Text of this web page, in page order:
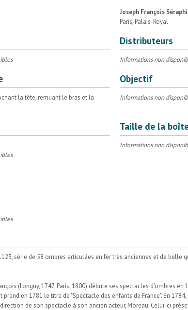
Joseph François
Paris, Palais-Royal
Distributeurs
Informations non
la tête, remuant le bras et la
Objectif
Informations non
Taille de la
Informations non
série de 58 ombres articulées en fer très anciennes et de belle
(Longuy, 1747, Paris, 1800) débute ses spectacles d'ombres en
en 1781 le titre de "Spectacle des enfants de France". En
de son spectacle à son ancien acteur, Moreau. Celui-ci